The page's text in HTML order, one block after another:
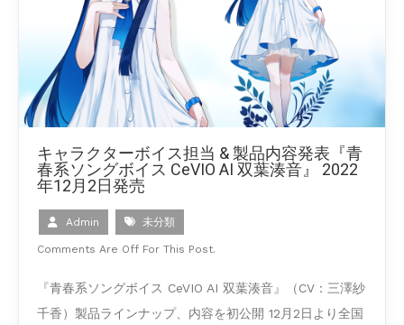
キャラクターボイス担当 & 製品内容発表『青
春系ソングボイス CeVIO AI 双葉湊音』 2022
年12月2日発売
Admin 未分類
Comments Are Off For This Post.
『青春系ソングボイス CeVIO AI 双葉湊音』（CV：三澤紗
千香）製品ラインナップ、内容を初公開 12月2日より全国